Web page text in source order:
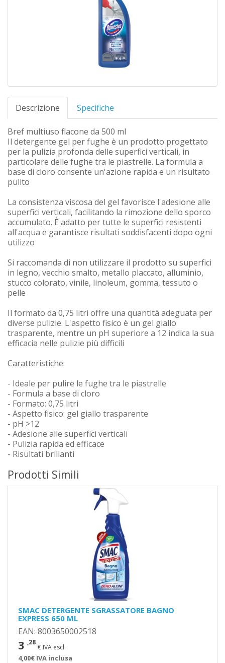
Descrizione Specifiche
Bref multiuso flacone da 500 ml
Il detergente gel per fughe è un prodotto progettato
per la pulizia profonda delle superfici verticali, in
particolare delle fughe tra le piastrelle. La formula a
base di cloro consente un'azione rapida e un risultato
pulito
La consistenza viscosa del gel favorisce l'adesione alle
superfici verticali, facilitando la rimozione dello sporco
accumulato. È adatto per tutte le superfici resistenti
all'acqua e garantisce risultati soddisfacenti dopo ogni
utilizzo
Si raccomanda di non utilizzare il prodotto su superfici
in legno, vecchio smalto, metallo placcato, alluminio,
stucco colorato, vinile, linoleum, gomma, tessuto o
pelle
Il formato da 0,75 litri offre una quantità adeguata per
diverse pulizie. L'aspetto fisico è un gel giallo
trasparente, mentre un pH superiore a 12 indica la sua
efficacia nelle pulizie più difficili
Caratteristiche:
- Ideale per pulire le fughe tra le piastrelle
- Formula a base di cloro
- Formato: 0,75 litri
- Aspetto fisico: gel giallo trasparente
- pH >12
- Adesione alle superfici verticali
- Pulizia rapida ed efficace
- Risultati brillanti
Prodotti Simili
SMAC DETERGENTE SGRASSATORE BAGNO
EXPRESS 650 ML
EAN: 8003650002518
3 ,28
€ IVA escl.
4,00€ IVA inclusa